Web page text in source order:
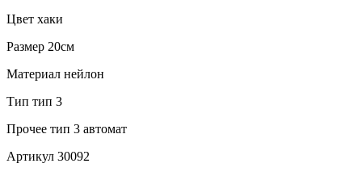
Цвет хаки
Размер 20см
Материал нейлон
Тип тип 3
Прочее тип 3 автомат
Артикул 30092